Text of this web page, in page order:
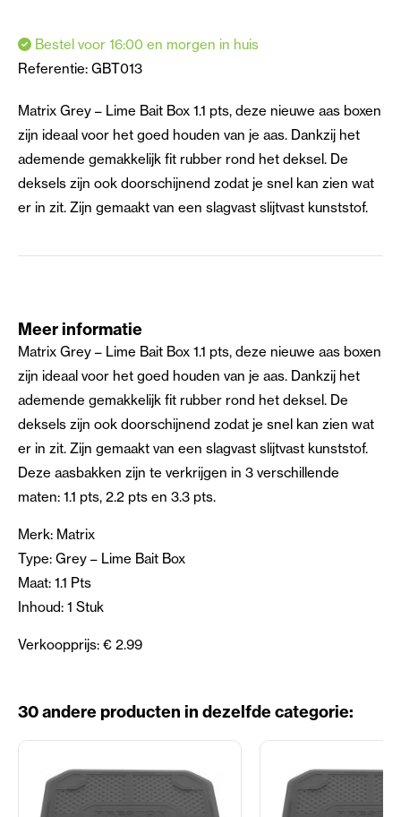
Bestel voor 16:00 en morgen in huis
Referentie: GBT013
Matrix Grey – Lime Bait Box 1.1 pts, deze nieuwe aas boxen
zijn ideaal voor het goed houden van je aas. Dankzij het
ademende gemakkelijk fit rubber rond het deksel. De
deksels zijn ook doorschijnend zodat je snel kan zien wat
er in zit. Zijn gemaakt van een slagvast slijtvast kunststof.
Meer informatie
Matrix Grey – Lime Bait Box 1.1 pts, deze nieuwe aas boxen
zijn ideaal voor het goed houden van je aas. Dankzij het
ademende gemakkelijk fit rubber rond het deksel. De
deksels zijn ook doorschijnend zodat je snel kan zien wat
er in zit. Zijn gemaakt van een slagvast slijtvast kunststof.
Deze aasbakken zijn te verkrijgen in 3 verschillende
maten: 1.1 pts, 2.2 pts en 3.3 pts.
Merk: Matrix
Type: Grey – Lime Bait Box
Maat: 1.1 Pts
Inhoud: 1 Stuk
Verkoopprijs: € 2.99
30 andere producten in dezelfde categorie: